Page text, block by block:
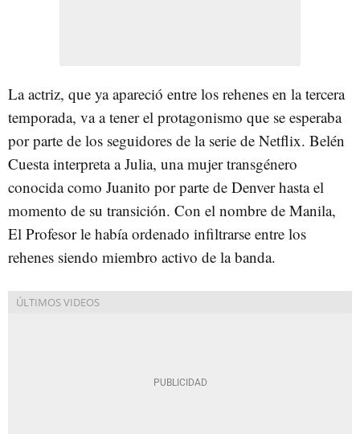
La actriz, que ya apareció entre los rehenes en la tercera
temporada, va a tener el protagonismo que se esperaba
por parte de los seguidores de la serie de Netflix. Belén
Cuesta interpreta a Julia, una mujer transgénero
conocida como Juanito por parte de Denver hasta el
momento de su transición. Con el nombre de Manila,
El Profesor le había ordenado infiltrarse entre los
rehenes siendo miembro activo de la banda.